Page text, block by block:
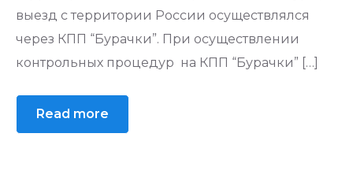
выезд с территории России осуществлялся
через КПП “Бурачки”. При осуществлении
контрольных процедур на КПП “Бурачки” […]
Read more